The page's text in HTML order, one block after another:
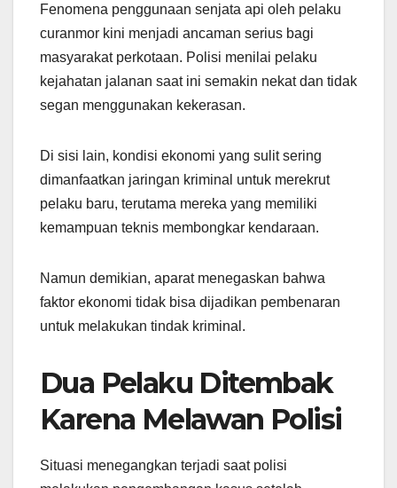
Fenomena penggunaan senjata api oleh pelaku
curanmor kini menjadi ancaman serius bagi
masyarakat perkotaan. Polisi menilai pelaku
kejahatan jalanan saat ini semakin nekat dan tidak
segan menggunakan kekerasan.
Di sisi lain, kondisi ekonomi yang sulit sering
dimanfaatkan jaringan kriminal untuk merekrut
pelaku baru, terutama mereka yang memiliki
kemampuan teknis membongkar kendaraan.
Namun demikian, aparat menegaskan bahwa
faktor ekonomi tidak bisa dijadikan pembenaran
untuk melakukan tindak kriminal.
Dua Pelaku Ditembak
Karena Melawan Polisi
Situasi menegangkan terjadi saat polisi